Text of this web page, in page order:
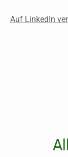
Auf LinkedIn